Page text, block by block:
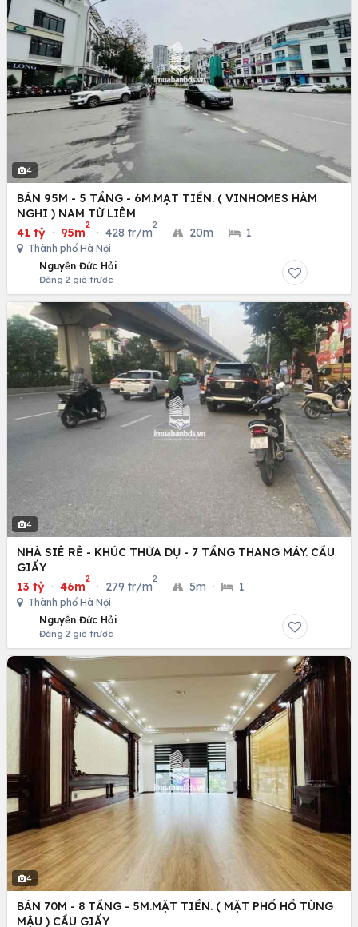
4
BÁN 95M - 5 TẦNG - 6M.MẠT TIỀN. ( VINHOMES HÀM
NGHI ) NAM TỪ LIÊM
41 tỷ · 95m
2
· 428 tr/m
2
· 20m · 1
Thành phố Hà Nội
Nguyễn Đức Hải
Đăng 2 giờ trước
4
NHÀ SIÊ RẺ - KHÚC THỪA DỤ - 7 TẦNG THANG MÁY. CẦU
GIẤY
13 tỷ · 46m
2
· 279 tr/m
2
· 5m · 1
Thành phố Hà Nội
Nguyễn Đức Hải
Đăng 2 giờ trước
4
BÁN 70M - 8 TẦNG - 5M.MẶT TIỀN. ( MẶT PHỐ HỒ TÙNG
MẬU ) CẦU GIẤY